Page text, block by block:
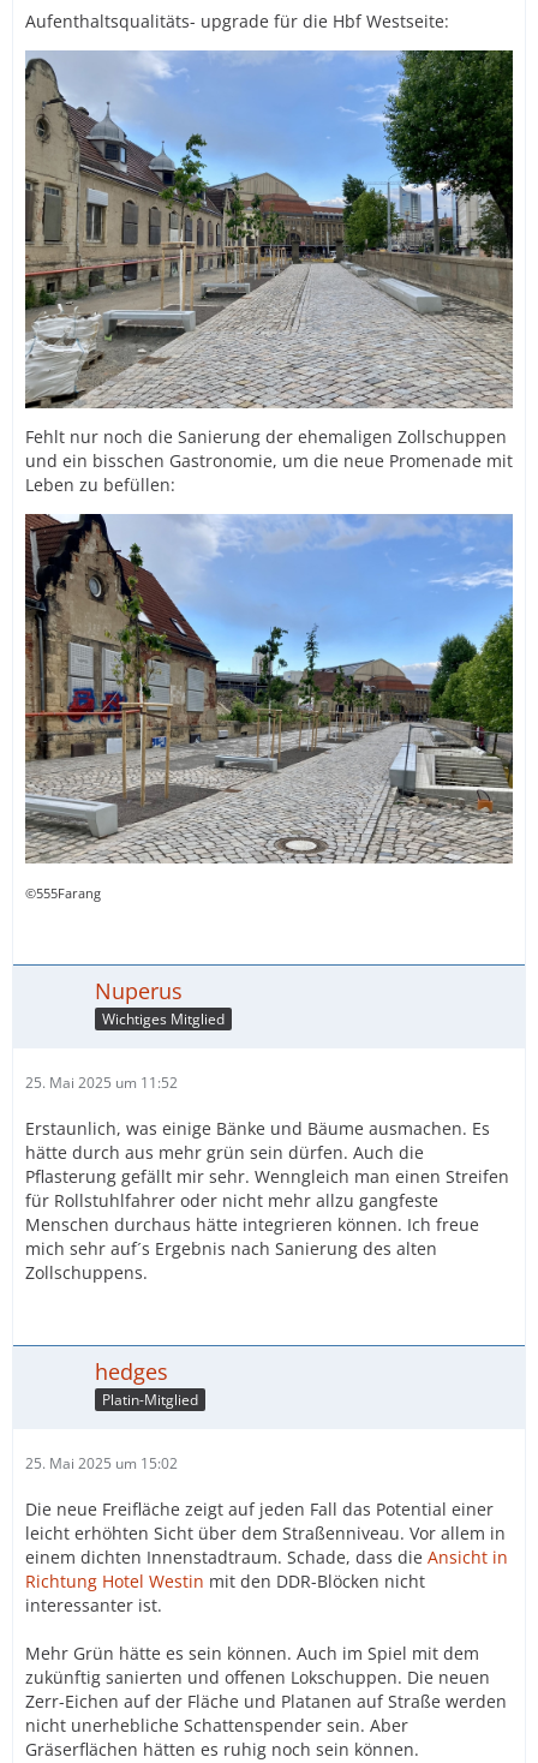
Aufenthaltsqualitäts- upgrade für die Hbf Westseite:
Fehlt nur noch die Sanierung der ehemaligen Zollschuppen
und ein bisschen Gastronomie, um die neue Promenade mit
Leben zu befüllen:
©555Farang
Nuperus
Wichtiges Mitglied
25. Mai 2025 um 11:52
Erstaunlich, was einige Bänke und Bäume ausmachen. Es
hätte durch aus mehr grün sein dürfen. Auch die
Pflasterung gefällt mir sehr. Wenngleich man einen Streifen
für Rollstuhlfahrer oder nicht mehr allzu gangfeste
Menschen durchaus hätte integrieren können. Ich freue
mich sehr auf´s Ergebnis nach Sanierung des alten
Zollschuppens.
hedges
Platin-Mitglied
25. Mai 2025 um 15:02
Die neue Freifläche zeigt auf jeden Fall das Potential einer
leicht erhöhten Sicht über dem Straßenniveau. Vor allem in
einem dichten Innenstadtraum. Schade, dass die Ansicht in
Richtung Hotel Westin mit den DDR-Blöcken nicht
interessanter ist.
Mehr Grün hätte es sein können. Auch im Spiel mit dem
zukünftig sanierten und offenen Lokschuppen. Die neuen
Zerr-Eichen auf der Fläche und Platanen auf Straße werden
nicht unerhebliche Schattenspender sein. Aber
Gräserflächen hätten es ruhig noch sein können.